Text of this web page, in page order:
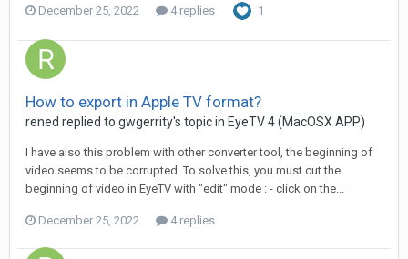
December 25, 2022 4 replies 1
How to export in Apple TV format?
rened replied to gwgerrity's topic in EyeTV 4 (MacOSX APP)
I have also this problem with other converter tool, the beginning of
video seems to be corrupted. To solve this, you must cut the
beginning of video in EyeTV with "edit" mode : - click on the...
December 25, 2022 4 replies